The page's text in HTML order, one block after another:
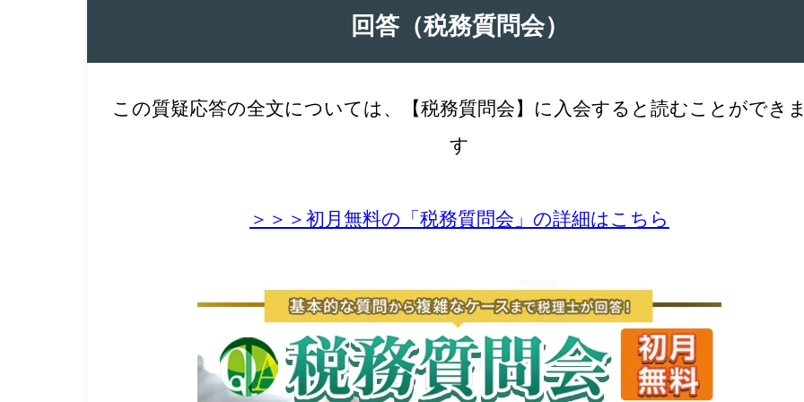
回答（税務質問会）
この質疑応答の全文については、【税務質問会】に入会すると読むことができ
す
＞＞＞初月無料の「税務質問会」の詳細はこちら